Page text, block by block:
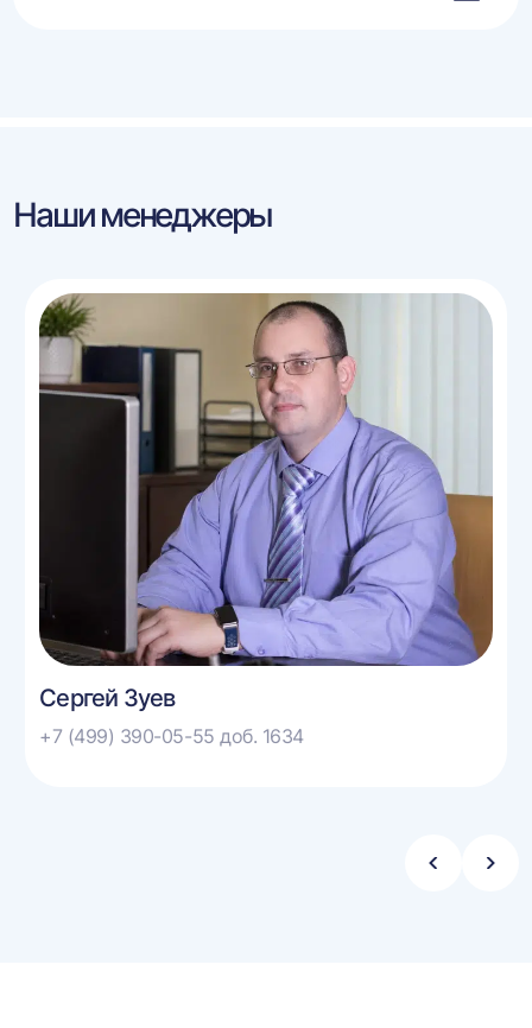
Наши менеджеры
Сергей Зуев
+7 (499) 390-05-55 доб. 1634
Стрелка